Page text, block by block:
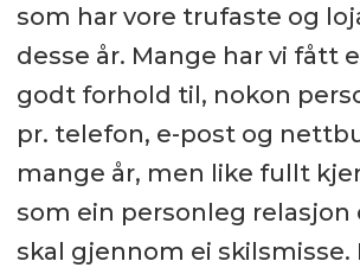
som har vore trufaste og
desse år. Mange har vi fått
godt forhold til, nokon
pr. telefon, e-post og
mange år, men like fullt
som ein personleg relasjon
skal gjennom ei skilsmisse.